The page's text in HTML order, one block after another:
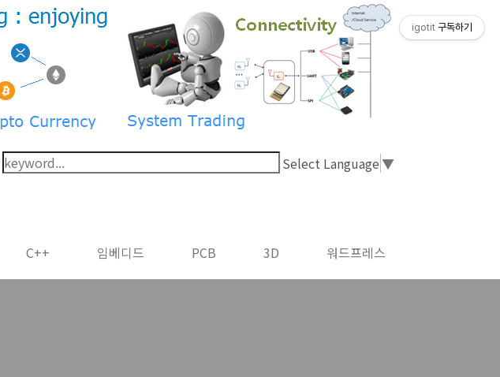
Select Language▼
C++ 임베디드 PCB 3D 워드프레스
igotit 구독하기